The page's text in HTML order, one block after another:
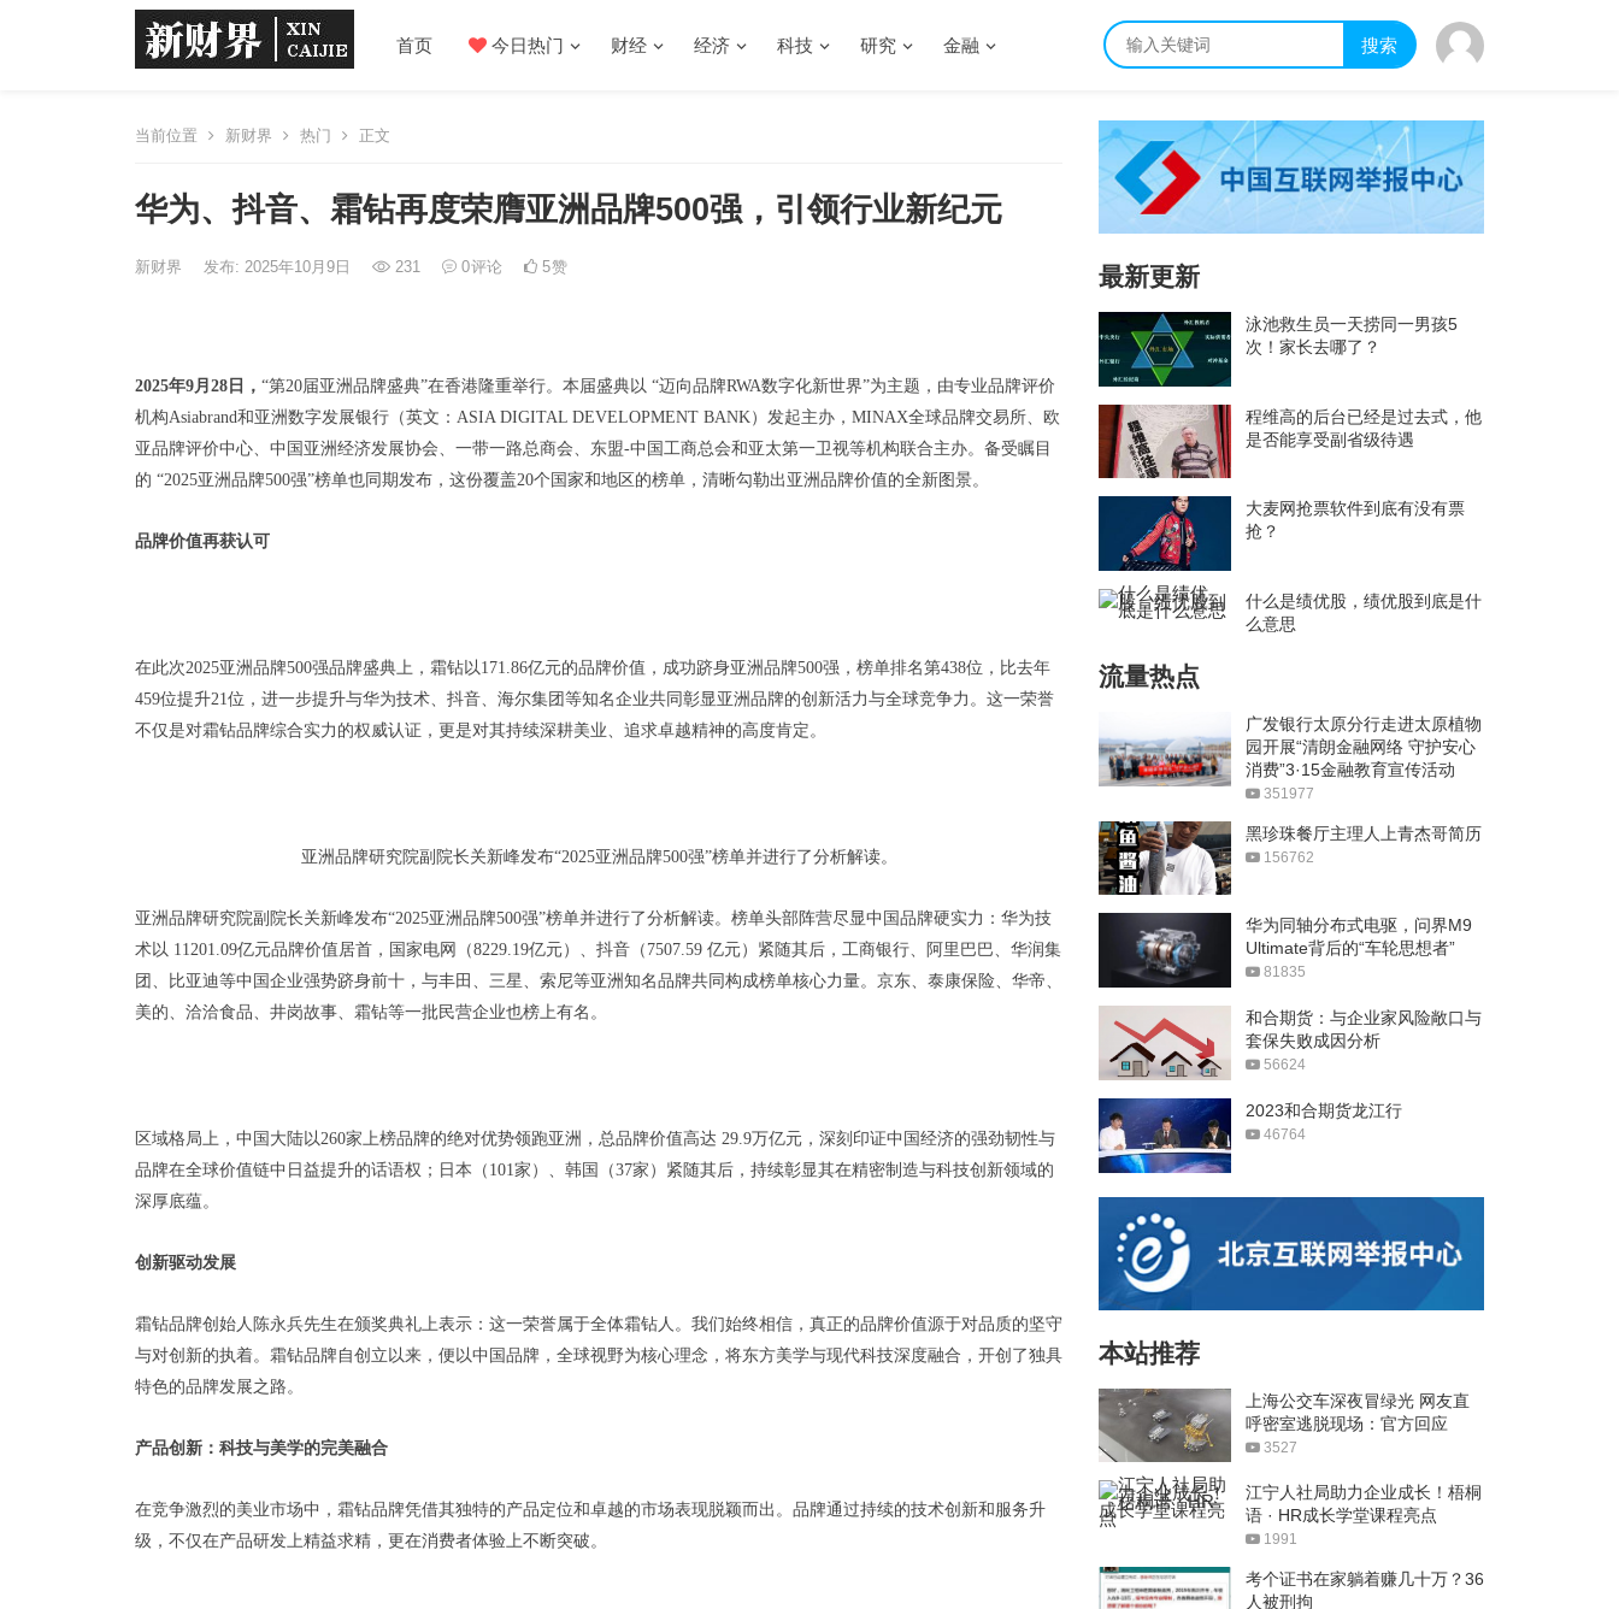
首页 今日热门 财经 经济 科技 研究 金融 搜索
当前位置 新财界 热门 正文
华为、抖音、霜钻再度荣膺亚洲品牌500强，引领行业新纪元
新财界 发布: 2025年10月9日 231 0评论 5赞
2025年9月28 日 ， “第20届亚洲品牌盛典”在香港隆重举行。本届盛典以 “迈向品牌RWA数字化新世界”为主题，由专业品牌评价
机构Asiabrand和亚洲数字发展银行（英文：ASIA DIGITAL DEVELOPMENT BANK）发起主办，MINAX全球品牌交易所、欧
亚品牌评价中心、中国亚洲经济发展协会、一带一路总商会、东盟-中国工商总会和亚太第一卫视等机构联合主办。备受瞩目
的 “2025亚洲品牌500强”榜单也同期发布，这份覆盖20个国家和地区的榜单，清晰勾勒出亚洲品牌价值的全新图景。
品牌价值再获认可
在此次2025亚洲品牌500强品牌盛典上，霜钻以171.86亿元的品牌价值，成功跻身亚洲品牌500强，榜单排名第438位，比去年
459位提升21位，进一步提升与华为技术、抖音、海尔集团等知名企业共同彰显亚洲品牌的创新活力与全球竞争力。这一荣誉
不仅是对霜钻品牌综合实力的权威认证，更是对其持续深耕美业、追求卓越精神的高度肯定。
亚洲品牌研究院副院长关新峰发布“2025亚洲品牌500强”榜单并进行了分析解读。
亚洲品牌研究院副院长关新峰发布“2025亚洲品牌500强”榜单并进行了分析解读。榜单头部阵营尽显中国品牌硬实力：华为技
术以 11201.09亿元品牌价值居首，国家电网（8229.19亿元）、抖音（7507.59 亿元）紧随其后，工商银行、阿里巴巴、华润集
团、比亚迪等中国企业强势跻身前十，与丰田、三星、索尼等亚洲知名品牌共同构成榜单核心力量。京东、泰康保险、华帝、
美的、洽洽食品、井岗故事、霜钻等一批民营企业也榜上有名。
区域格局上，中国大陆以260家上榜品牌的绝对优势领跑亚洲，总品牌价值高达 29.9万亿元，深刻印证中国经济的强劲韧性与
品牌在全球价值链中日益提升的话语权；日本（101家）、韩国（37家）紧随其后，持续彰显其在精密制造与科技创新领域的
深厚底蕴。
创新驱动发展
霜钻品牌创始人陈永兵先生在颁奖典礼上表示：这一荣誉属于全体霜钻人。我们始终相信，真正的品牌价值源于对品质的坚守
与对创新的执着。霜钻品牌自创立以来，便以中国品牌，全球视野为核心理念，将东方美学与现代科技深度融合，开创了独具
特色的品牌发展之路。
产品创新：科技与美学的完美融合
在竞争激烈的美业市场中，霜钻品牌凭借其独特的产品定位和卓越的市场表现脱颖而出。品牌通过持续的技术创新和服务升
级，不仅在产品研发上精益求精，更在消费者体验上不断突破。
最新更新
泳池救生员一天捞同一男孩5
次！家长去哪了？
程维高的后台已经是过去式，他
是否能享受副省级待遇
大麦网抢票软件到底有没有票
抢？
什么是绩优股，绩优股到底是什
么意思
流量热点
广发银行太原分行走进太原植物
园开展“清朗金融网络 守护安心
消费”3·15金融教育宣传活动
351977
黑珍珠餐厅主理人上青杰哥简历
156762
华为同轴分布式电驱，问界M9
Ultimate背后的“车轮思想者”
81835
和合期货：与企业家风险敞口与
套保失败成因分析
56624
2023和合期货龙江行
46764
本站推荐
上海公交车深夜冒绿光 网友直
呼密室逃脱现场：官方回应
3527
江宁人社局助力企业成长！梧桐
语 · HR成长学堂课程亮点
1991
考个证书在家躺着赚几十万？36
人被刑拘